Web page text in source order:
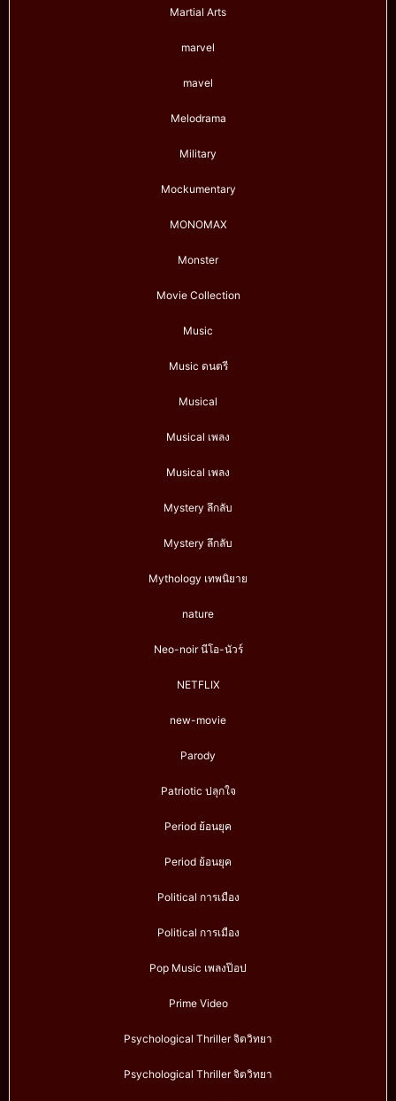
Martial Arts
marvel
mavel
Melodrama
Military
Mockumentary
MONOMAX
Monster
Movie Collection
Music
Music ดนตรี
Musical
Musical เพลง
Musical เพลง
Mystery ลึกลับ
Mystery ลึกลับ
Mythology เทพนิยาย
nature
Neo-noir นีโอ-นัวร์
NETFLIX
new-movie
Parody
Patriotic ปลุกใจ
Period ย้อนยุค
Period ย้อนยุค
Political การเมือง
Political การเมือง
Pop Music เพลงป๊อป
Prime Video
Psychological Thriller จิตวิทยา
Psychological Thriller จิตวิทยา